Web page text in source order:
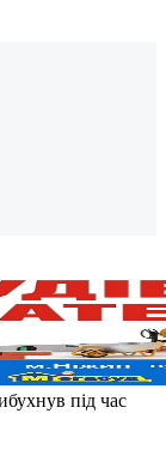
під час